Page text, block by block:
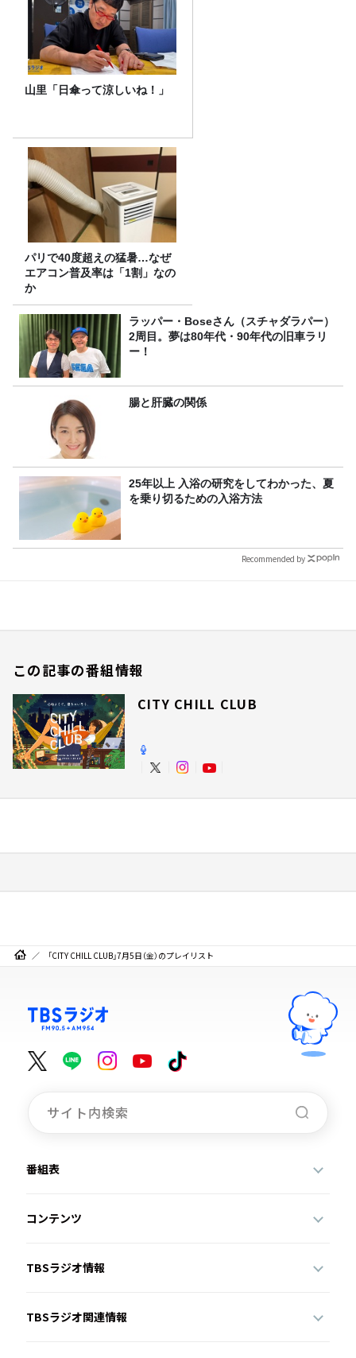
山里「日傘って涼しいね！」
パリで40度超えの猛暑…なぜ
エアコン普及率は「1割」なの
か
ラッパー・Boseさん（スチャダラパー）
2周目。夢は80年代・90年代の旧車ラリ
ー！
腸と肝臓の関係
25年以上 入浴の研究をしてわかった、夏
を乗り切るための入浴方法
Recommended by
この記事の番組情報
CITY CHILL CLUB
「CITY CHILL CLUB」7月5日（金）のプレイリスト
番組表
コンテンツ
TBSラジオ情報
TBSラジオ関連情報